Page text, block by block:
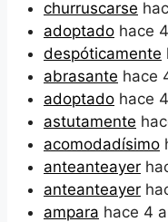
churruscarse
adoptado hace
despóticamente
abrasante hace
adoptado hace
astutamente
acomodadísimo
anteanteayer
anteanteayer
ampara hace 4